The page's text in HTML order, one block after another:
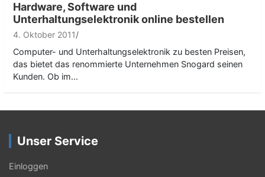
Hardware, Software und
Unterhaltungselektronik online bestellen
4. Oktober 2011
Computer- und Unterhaltungselektronik zu besten Preisen,
das bietet das renommierte Unternehmen Snogard seinen
Kunden. Ob im…
Unser Service
Einloggen